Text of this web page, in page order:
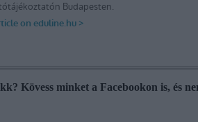
Kövess minket a Facebookon is, és